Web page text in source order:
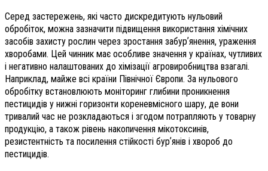
Серед застережень, які часто дискредитують нульовий
обробіток, можна зазначити підвищення використання хімічних
засобів захисту рослин через зростання забурʼянення, ураження
хворобами. Цей чинник має особливе значення у країнах, чутливих
і негативно налаштованих до хімізації агровиробництва взагалі.
Наприклад, майже всі країни Північної Європи. За нульового
обробітку встановлюють моніторинг глибини проникнення
пестицидів у нижні горизонти кореневмісного шару, де вони
тривалий час не розкладаються і згодом потрапляють у товарну
продукцію, а також рівень накопичення мікотоксинів,
резистентність та посилення стійкості бурʼянів і хвороб до
пестицидів.